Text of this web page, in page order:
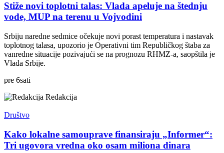
Stiže novi toplotni talas: Vlada apeluje na štednju
vode, MUP na terenu u Vojvodini
Srbiju naredne sedmice očekuje novi porast temperatura i nastavak
toplotnog talasa, upozorio je Operativni tim Republičkog štaba za
vanredne situacije pozivajući se na prognozu RHMZ-a, saopštila je
Vlada Srbije.
pre 6sati
Redakcija
Društvo
Kako lokalne samouprave finansiraju „Informer“:
Tri ugovora vredna oko osam miliona dinara